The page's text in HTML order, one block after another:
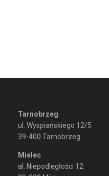
Tarnobrzeg
ul. Wyspiańskiego 12/5
39-400 Tarnobrzeg
Mielec
al. Niepodległości 12